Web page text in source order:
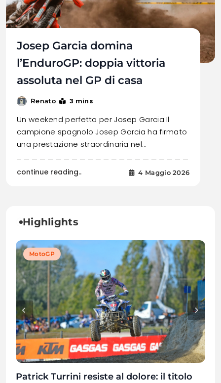
Josep Garcia domina
l’EnduroGP: doppia vittoria
assoluta nel GP di casa
Renato 3 mins
Un weekend perfetto per Josep Garcia Il
campione spagnolo Josep Garcia ha firmato
una prestazione straordinaria nel…
continue reading.. 4 Maggio 2026
Highlights
MotoGP
MotoGP Silverstone 2026: Bagnaia torna
MotoGP
Patrick Turrini resiste al dolore: il titolo
MotoGP
Le stelle della MotoGP conquistano
MotoGP
MČR MX 2026: Petrovice u Karviné pronte